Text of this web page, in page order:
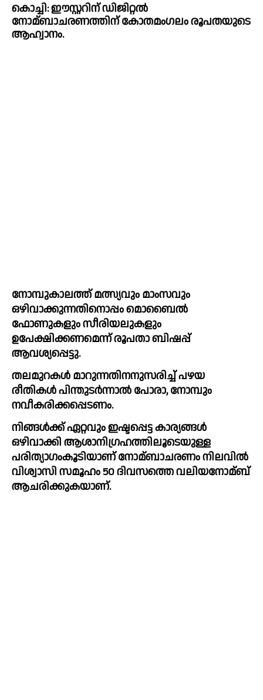
കൊച്ചി: ഈസ്റ്ററിന് ഡിജിറ്റല്‍
നോമ്ബാചരണത്തിന് കോതമംഗലം രൂപതയുടെ
ആഹ്വാനം.
നോമ്പുകാലത്ത് മത്സ്യവും മാംസവും
ഒഴിവാക്കുന്നതിനൊപ്പം മൊബൈൽ
ഫോണുകളും സീരിയലുകളും
ഉപേക്ഷിക്കണമെന്ന് രൂപതാ ബിഷപ്പ്
ആവശ്യപ്പെട്ടു.
തലമുറകൾ മാറുന്നതിനനുസരിച്ച് പഴയ
രീതികൾ പിന്തുടർന്നാൽ പോരാ, നോമ്പും
നവീകരിക്കപ്പെടണം.
നിങ്ങൾക്ക് ഏറ്റവും ഇഷ്ടപ്പെട്ട കാര്യങ്ങൾ
ഒഴിവാക്കി ആശാനിഗ്രഹത്തിലൂടെയുള്ള
പരിത്യാഗംകൂടിയാണ് നോമ്ബാചരണം നിലവിൽ
വിശ്വാസി സമൂഹം 50 ദിവസത്തെ വലിയനോമ്ബ്
ആചരിക്കുകയാണ്.